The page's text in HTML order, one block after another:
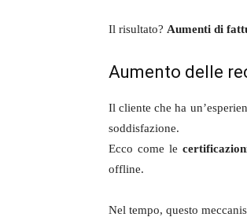
Il risultato? Aumenti di
Aumento delle
Il cliente che ha
soddisfazione.
Ecco come le
offline.
Nel tempo, questo